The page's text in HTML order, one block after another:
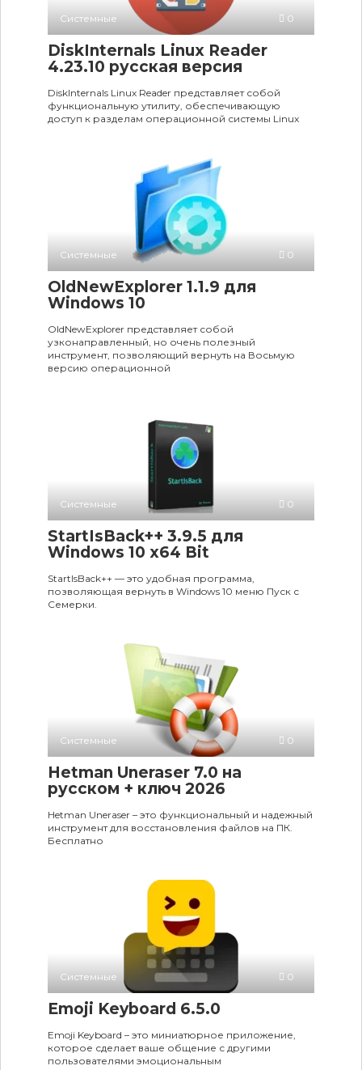
Системные 0
DiskInternals Linux Reader
4.23.10 русская версия
DiskInternals Linux Reader представляет собой
функциональную утилиту, обеспечивающую
доступ к разделам операционной системы Linux
Системные 0
OldNewExplorer 1.1.9 для
Windows 10
OldNewExplorer представляет собой
узконаправленный, но очень полезный
инструмент, позволяющий вернуть на Восьмую
версию операционной
Системные 0
StartIsBack++ 3.9.5 для
Windows 10 x64 Bit
StartIsBack++ — это удобная программа,
позволяющая вернуть в Windows 10 меню Пуск с
Семерки.
Системные 0
Hetman Uneraser 7.0 на
русском + ключ 2026
Hetman Uneraser – это функциональный и надежный
инструмент для восстановления файлов на ПК.
Бесплатно
Системные 0
Emoji Keyboard 6.5.0
Emoji Keyboard – это миниатюрное приложение,
которое сделает ваше общение с другими
пользователями эмоциональным